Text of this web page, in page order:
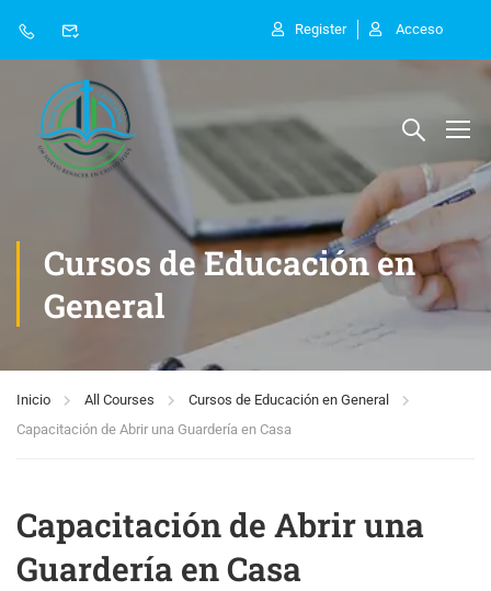
Register Acceso
Cursos de Educación en
General
Inicio All Courses
Cursos de Educación en General
Capacitación de Abrir una Guardería en Casa
Capacitación de Abrir una
Guardería en Casa